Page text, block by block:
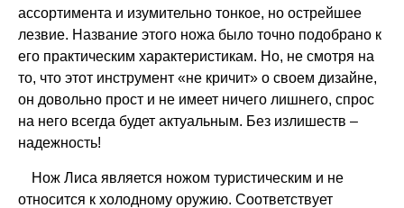
ассортимента и изумительно тонкое, но острейшее
лезвие. Название этого ножа было точно подобрано к
его практическим характеристикам. Но, не смотря на
то, что этот инструмент «не кричит» о своем дизайне,
он довольно прост и не имеет ничего лишнего, спрос
на него всегда будет актуальным. Без излишеств –
надежность!
Нож Лиса является ножом туристическим и не
относится к холодному оружию. Соответствует